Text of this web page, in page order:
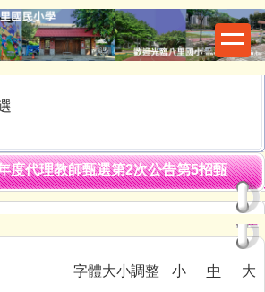
度代理教師甄選第2次公告第5招甄
字體大小調整 小 中
大